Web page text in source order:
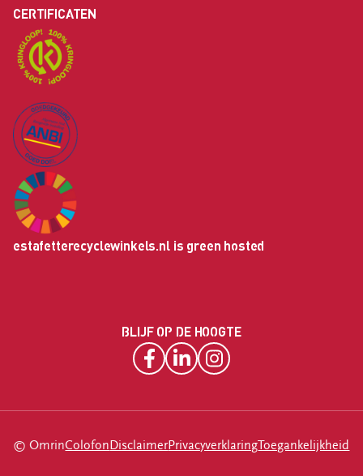
CERTIFICATEN
estafetterecyclewinkels.nl is green hosted
BLIJF OP DE HOOGTE
© OmrinColofon DisclaimerPrivacyverklaringToegankelijkheid